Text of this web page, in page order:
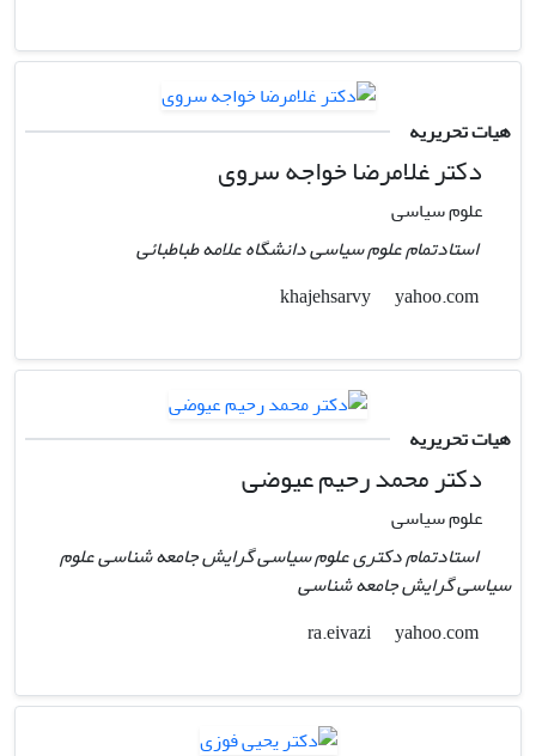
هیات تحریریه
دکتر غلامرضا خواجه سروی
علوم سیاسی
استادتمام علوم سیاسی دانشگاه علامه طباطبائی
yahoo.com
هیات تحریریه
دکتر محمد رحیم عیوضی
علوم سیاسی
استادتمام دکتری علوم سیاسی گرایش جامعه شناسی علوم
سیاسی گرایش جامعه شناسی
yahoo.com